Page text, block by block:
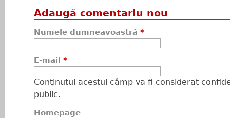
Adaugă comentariu nou
Numele dumneavoastră *
E-mail *
Conţinutul acestui câmp va fi considerat
public.
Homepage